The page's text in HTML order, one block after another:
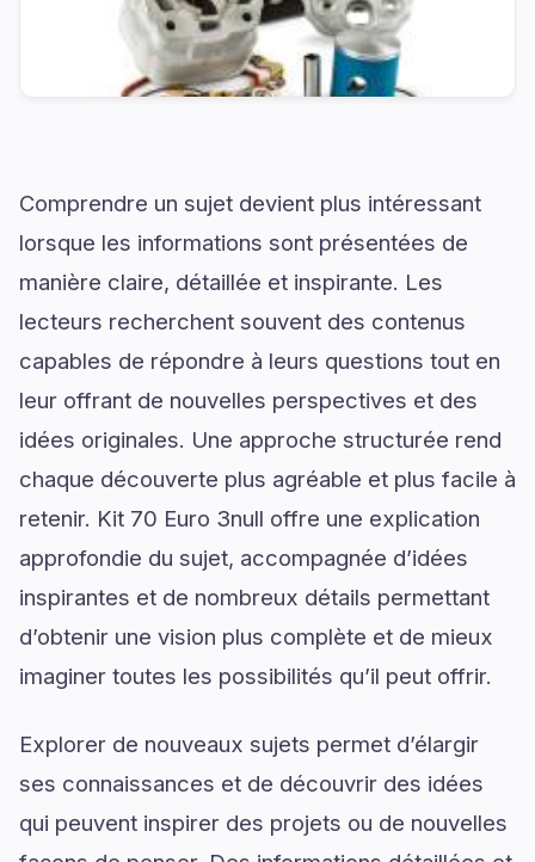
Comprendre un sujet devient plus intéressant
lorsque les informations sont présentées de
manière claire, détaillée et inspirante. Les
lecteurs recherchent souvent des contenus
capables de répondre à leurs questions tout en
leur offrant de nouvelles perspectives et des
idées originales. Une approche structurée rend
chaque découverte plus agréable et plus facile à
retenir. Kit 70 Euro 3null offre une explication
approfondie du sujet, accompagnée d’idées
inspirantes et de nombreux détails permettant
d’obtenir une vision plus complète et de mieux
imaginer toutes les possibilités qu’il peut offrir.
Explorer de nouveaux sujets permet d’élargir
ses connaissances et de découvrir des idées
qui peuvent inspirer des projets ou de nouvelles